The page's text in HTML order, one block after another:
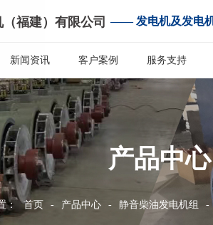
福建）有限公司 —— 发电机及发电
新闻资讯 客户案例 服务支持
产品中心
： 首页 - 产品中心 - 静音柴油发电机组 -